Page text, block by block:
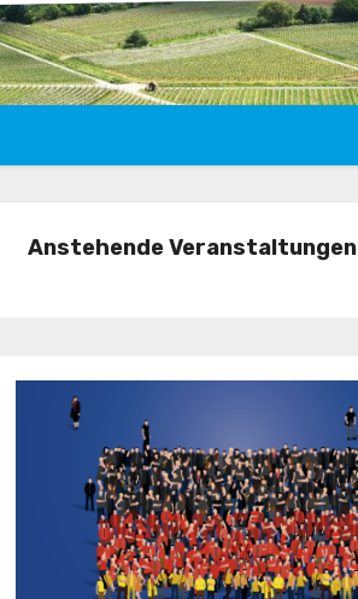
Anstehende Veranstaltungen